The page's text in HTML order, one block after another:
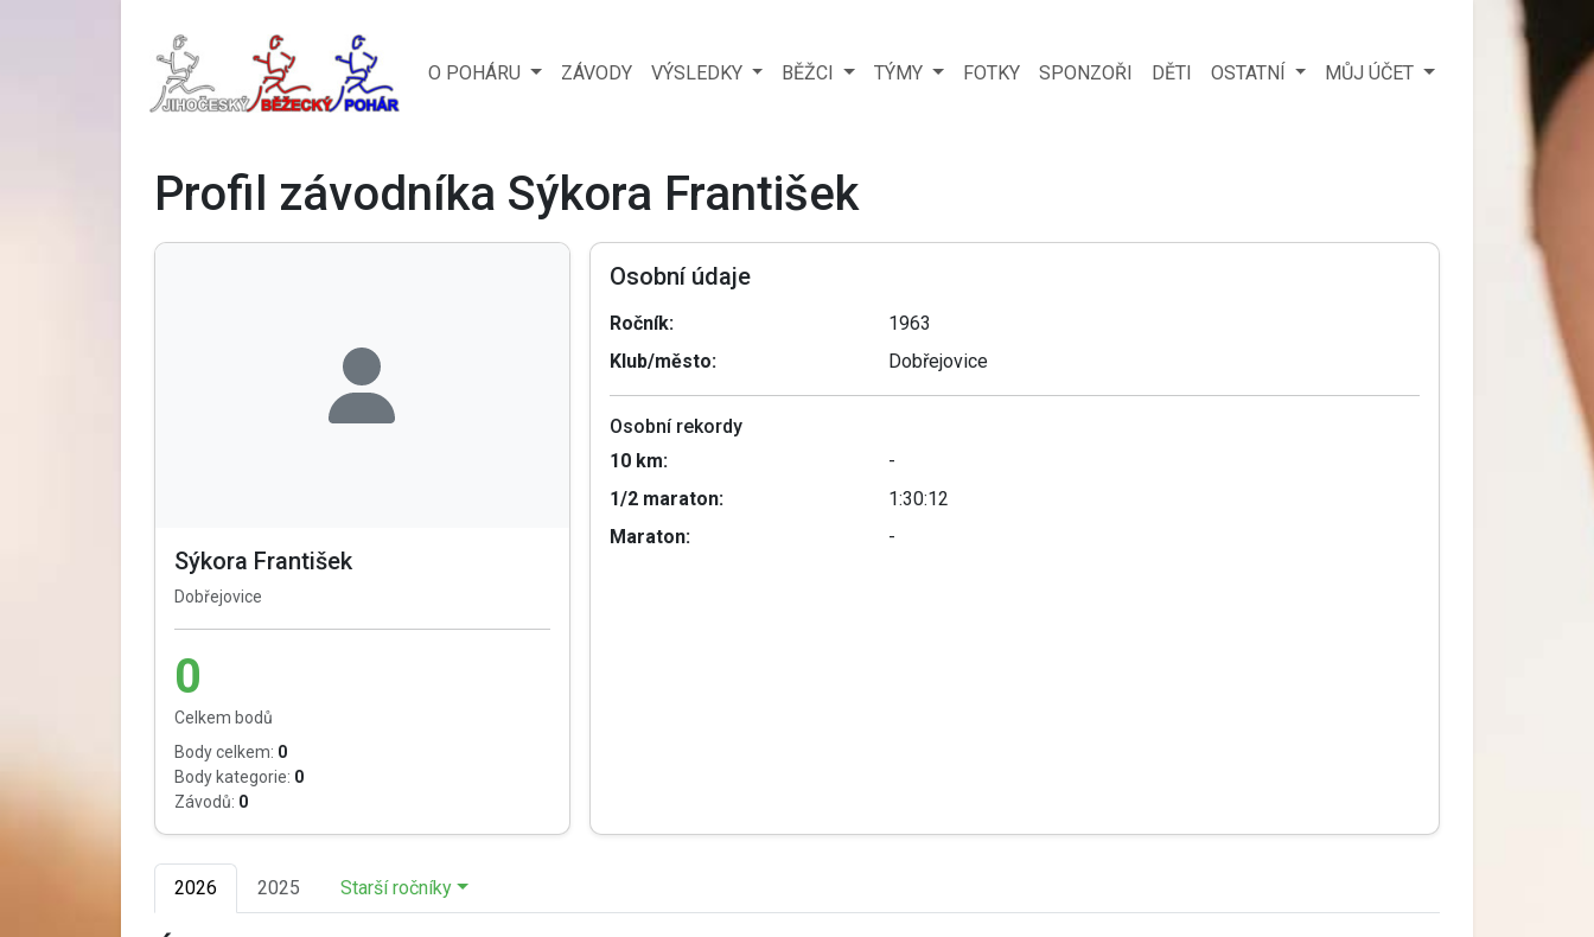
O POHÁRU ZÁVODY VÝSLEDKY BĚŽCI TÝMY FOTKY SPONZOŘI DĚTI OSTATNÍ MŮJ ÚČET
Profil závodníka Sýkora František
Sýkora František
Dobřejovice
0
Celkem bodů
Body celkem: 0
Body kategorie: 0
Závodů: 0
Osobní údaje
Ročník:
1963
Klub/město:
Dobřejovice
Osobní rekordy
10 km:
-
1/2 maraton:
1:30:12
Maraton:
-
2026 2025 Starší ročníky